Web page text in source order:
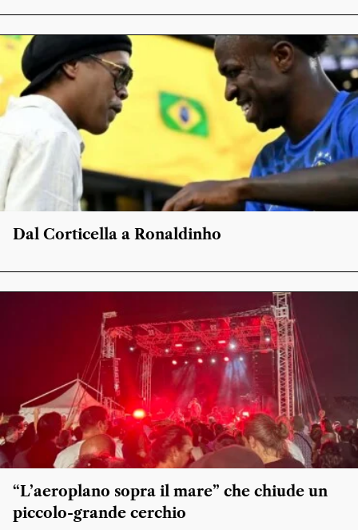
Dal Corticella a Ronaldinho
“L’aeroplano sopra il mare” che chiude un
piccolo-grande cerchio